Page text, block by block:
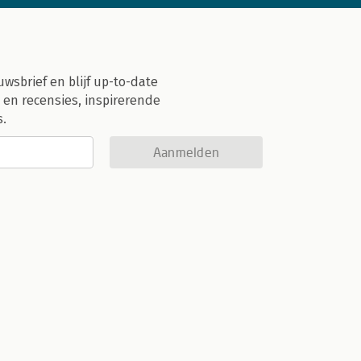
en blijf up-to-date
recensies, inspirerende
Aanmelden